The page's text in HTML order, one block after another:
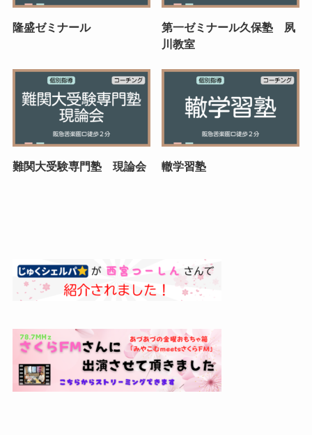
隆盛ゼミナール
第一ゼミナール久保塾 夙
川教室
難関大受験専門塾 現論会 轍学習塾